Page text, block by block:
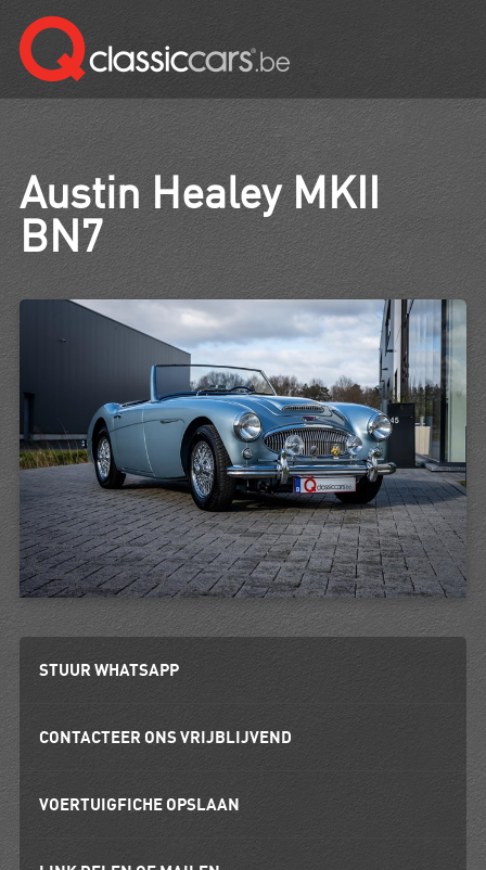
Austin Healey MKII
BN7
STUUR WHATSAPP
CONTACTEER ONS VRIJBLIJVEND
VOERTUIGFICHE OPSLAAN